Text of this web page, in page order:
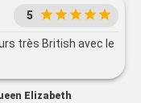
5
très British avec le
Elizabeth